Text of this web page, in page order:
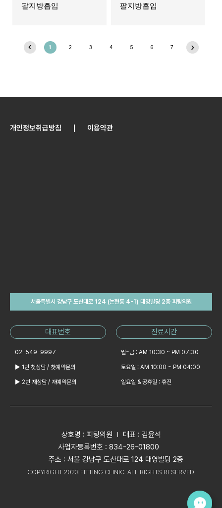
팔지방흡입 팔지방흡입
1 2 3 4 5 6 7
개인정보취급방침 이용약관
서울특별시 강남구 도산대로 124 (논현동 4-1) 대영빌딩 2층 피팅의원
대표번호
02-549-9997
▶ 1번 첫상담 / 첫예약문의
▶ 2번 재상담 / 재예약문의
진료시간
월~금 : AM 10:30 ~ PM 07:30
토요일 : AM 10:00 ~ PM 04:00
일요일 & 공휴일 : 휴진
상호명 : 피팅의원
대표 : 김윤석
사업자등록번호 : 834-26-01800
주소 : 서울 강남구 도산대로 124 대영빌딩 2층
COPYRIGHT 2023 FITTING CLINIC. ALL RIGHTS RESERVED.